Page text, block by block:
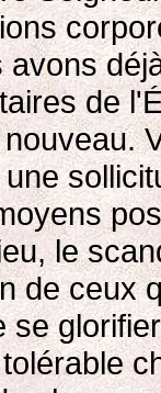
de
le
de ceux
se